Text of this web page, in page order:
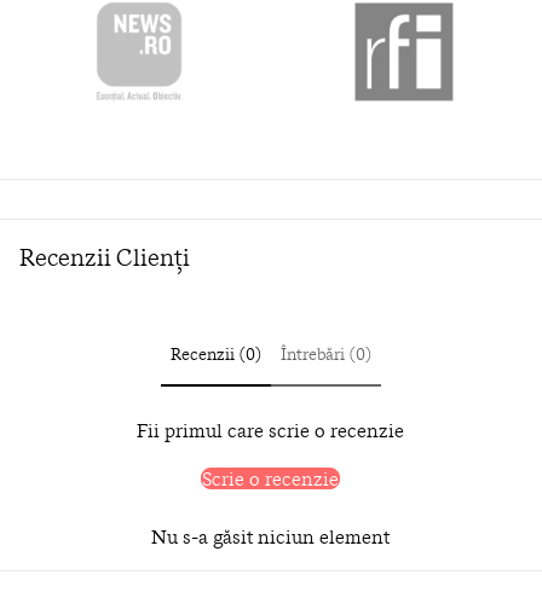
Recenzii Clienți
Recenzii (0) Întrebări (0)
Fii primul care scrie o recenzie
Scrie o recenzie
Nu s-a găsit niciun element